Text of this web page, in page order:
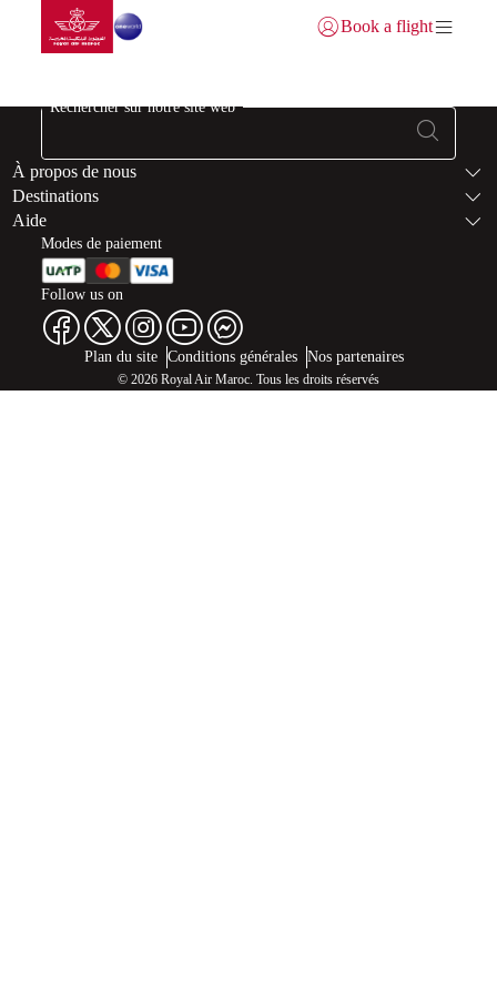
Saut au contenu principal
Aller à la page accueil
Se connecter | S’inscrire)
Book a flight
Bas de page
Rechercher sur notre site web
À propos de nous
Destinations
Aide
Modes de paiement
Follow us on
Web map links
$Title.getData()
Plan du site Conditions générales Nos partenaires
© 2026 Royal Air Maroc. Tous les droits réservés